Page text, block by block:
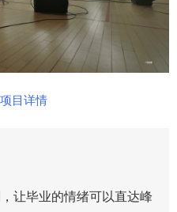
目详情
让毕业的情绪可以直达峰